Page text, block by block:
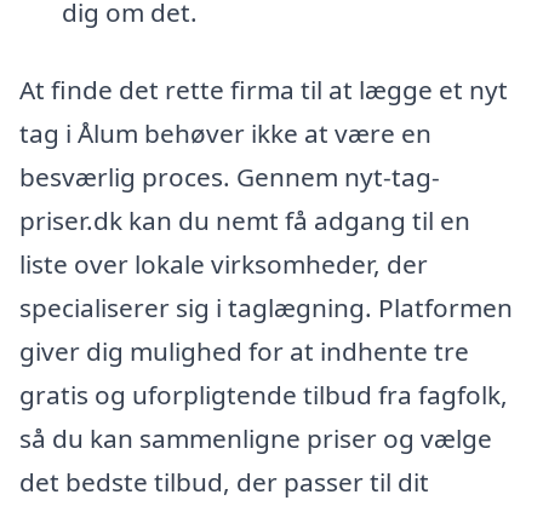
dig om det.
At finde det rette firma til at lægge et nyt
tag i Ålum behøver ikke at være en
besværlig proces. Gennem nyt-tag-
priser.dk kan du nemt få adgang til en
liste over lokale virksomheder, der
specialiserer sig i taglægning. Platformen
giver dig mulighed for at indhente tre
gratis og uforpligtende tilbud fra fagfolk,
så du kan sammenligne priser og vælge
det bedste tilbud, der passer til dit